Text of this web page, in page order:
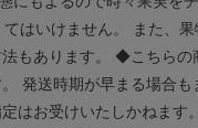
はいけません。 また、果
もあります。 ◆こちらの
発送時期が早まる場合も
はお受けいたしかねます